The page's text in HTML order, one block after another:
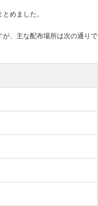
めました。
、主な配布場所は次の通りで